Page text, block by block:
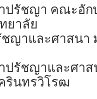
ปรัชญา คณะอั
ยาลัย
ญาและศาสนา
ปรัชญาและศา
รินทรวิโรฒ